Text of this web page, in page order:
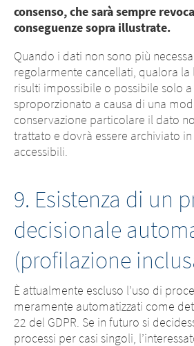
consenso, che sarà sempre
conseguenze sopra illustrate.
Quando i dati non sono più
regolarmente cancellati, qualora la
risulti impossibile o possibile solo
sproporzionato a causa di una
conservazione particolare il dato
trattato e dovrà essere archiviato
accessibili.
9. Esistenza di un
decisionale
(profilazione
È attualmente escluso l’uso di
meramente automatizzati come
22 del GDPR. Se in futuro si
processi per casi singoli,